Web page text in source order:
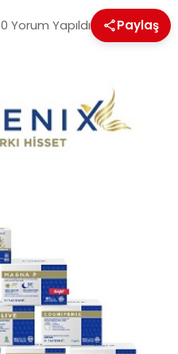
0 Yorum Yapıldı Paylaş